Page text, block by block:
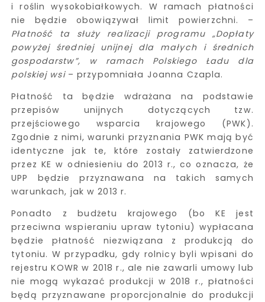
i roślin wysokobiałkowych. W ramach płatności
nie będzie obowiązywał limit powierzchni. –
Płatność ta służy realizacji programu „Dopłaty
powyżej średniej unijnej dla małych i średnich
gospodarstw”, w ramach Polskiego Ładu dla
polskiej wsi– przypomniała Joanna Czapla.
Płatność ta będzie wdrażana na podstawie
przepisów unijnych dotyczących tzw.
przejściowego wsparcia krajowego (PWK).
Zgodnie z nimi, warunki przyznania PWK mają być
identyczne jak te, które zostały zatwierdzone
przez KE w odniesieniu do 2013 r., co oznacza, że
UPP będzie przyznawana na takich samych
warunkach, jak w 2013 r.
Ponadto z budżetu krajowego (bo KE jest
przeciwna wspieraniu upraw tytoniu) wypłacana
będzie płatność niezwiązana z produkcją do
tytoniu. W przypadku, gdy rolnicy byli wpisani do
rejestru KOWR w 2018 r., ale nie zawarli umowy lub
nie mogą wykazać produkcji w 2018 r., płatności
będą przyznawane proporcjonalnie do produkcji